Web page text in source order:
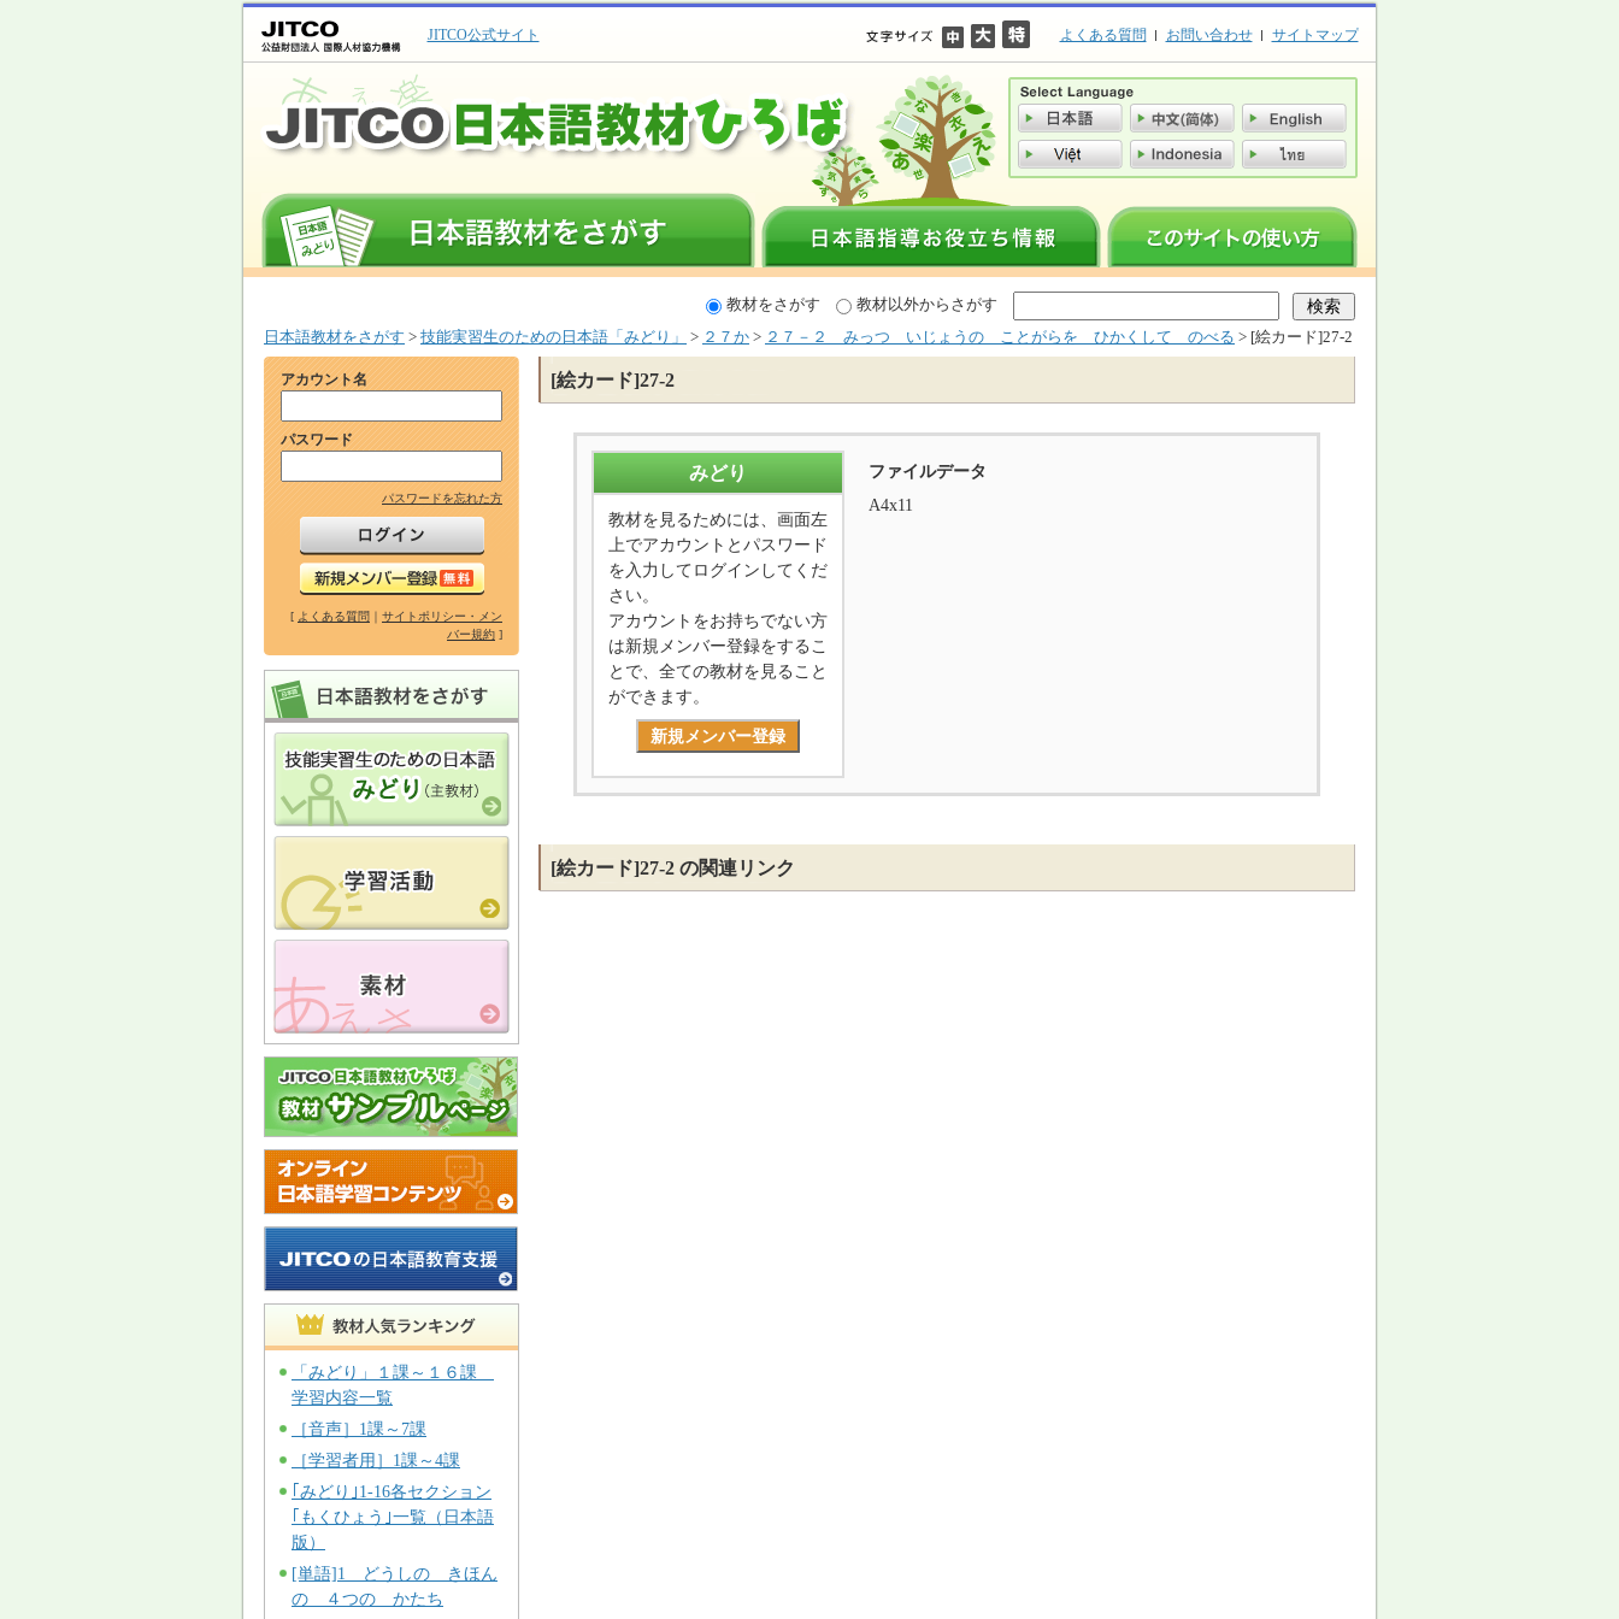
JITCO公式サイト よくある質問 お問い合わせ サイトマップ
教材をさがす
教材以外からさがす
日本語教材をさがす > 技能実習生のための日本語「みどり」 > ２７か > ２７－２ みっつ いじょうの ことがらを ひかくして のべる > [絵カード]27-2
アカウント名
パスワード
パスワードを忘れた方
[ よくある質問 ｜ サイトポリシー・メン
バー規約 ]
「みどり」１課～１６課
学習内容一覧
［音声］1課～7課
［学習者用］1課～4課
｢みどり｣1-16各セクション
｢もくひょう｣一覧（日本語
版）
[単語]1 どうしの きほん
の ４つの かたち
[絵カード]27-2
みどり
教材を見るためには、画面左
上でアカウントとパスワード
を入力してログインしてくだ
さい。
アカウントをお持ちでない方
は新規メンバー登録をするこ
とで、全ての教材を見ること
ができます。
新規メンバー登録
ファイルデータ
A4x11
[絵カード]27-2 の関連リンク